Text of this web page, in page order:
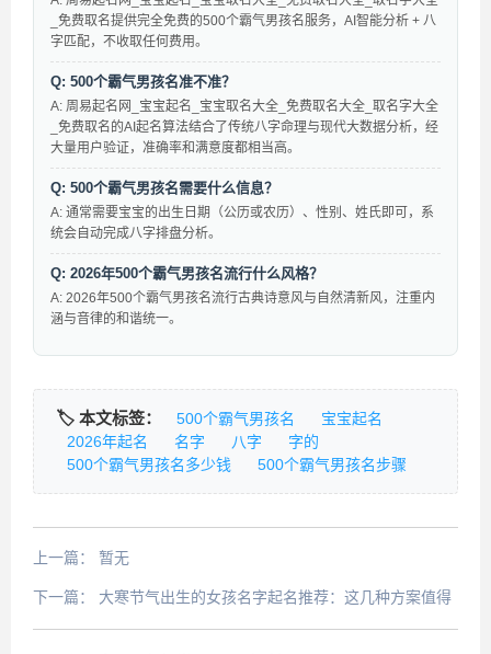
_免费取名提供完全免费的500个霸气男孩名服务，AI智能分析 + 八
字匹配，不收取任何费用。
Q: 500个霸气男孩名准不准？
A: 周易起名网_宝宝起名_宝宝取名大全_免费取名大全_取名字大全
_免费取名的AI起名算法结合了传统八字命理与现代大数据分析，经
大量用户验证，准确率和满意度都相当高。
Q: 500个霸气男孩名需要什么信息？
A: 通常需要宝宝的出生日期（公历或农历）、性别、姓氏即可，系
统会自动完成八字排盘分析。
Q: 2026年500个霸气男孩名流行什么风格？
A: 2026年500个霸气男孩名流行古典诗意风与自然清新风，注重内
涵与音律的和谐统一。
🏷️ 本文标签： 500个霸气男孩名
宝宝起名
2026年起名
名字 八字
字的
500个霸气男孩名多少钱
500个霸气男孩名步骤
上一篇： 暂无
下一篇： 大寒节气出生的女孩名字起名推荐：这几种方案值得
收藏